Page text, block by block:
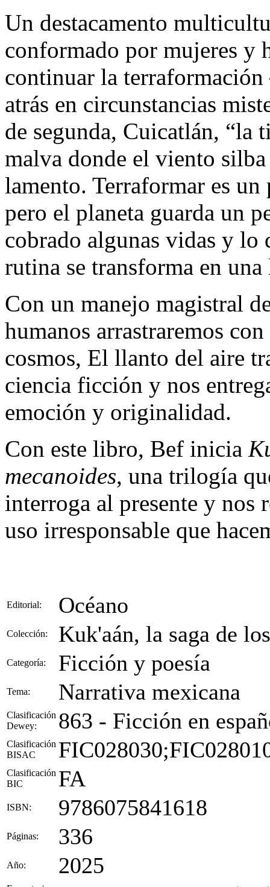
Un destacamento
conformado por mujeres y
continuar la
atrás en circunstancias
de segunda, Cuicatlán, “la
malva donde el viento
lamento. Terraformar es
pero el planeta guarda un
cobrado algunas vidas y lo
rutina se transforma en
Con un manejo magistral
humanos arrastraremos
cosmos, El llanto del aire
ciencia ficción y nos
emoción y originalidad.
Con este libro, Bef inicia
mecanoides, una trilogía
interroga al presente y nos
uso irresponsable que
Editorial: Océano
Colección: Kuk'aán, la saga de
Categoría: Ficción y poesía
Tema: Narrativa mexicana
Clasificación
Dewey:
863 - Ficción en
Clasificación
BISAC
Clasificación
BIC
FA
ISBN: 9786075841618
Páginas: 336
Año: 2025